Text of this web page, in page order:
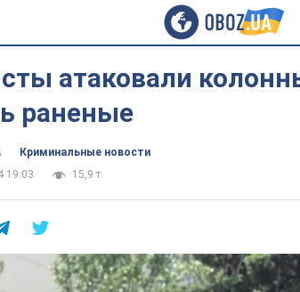
атаковали
раненые
Криминальные новости
19:03
15,9 т.